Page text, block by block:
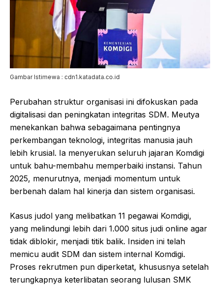
Gambar Istimewa : cdn1.katadata.co.id
Perubahan struktur organisasi ini difokuskan pada
digitalisasi dan peningkatan integritas SDM. Meutya
menekankan bahwa sebagaimana pentingnya
perkembangan teknologi, integritas manusia jauh
lebih krusial. Ia menyerukan seluruh jajaran Komdigi
untuk bahu-membahu memperbaiki instansi. Tahun
2025, menurutnya, menjadi momentum untuk
berbenah dalam hal kinerja dan sistem organisasi.
Kasus judol yang melibatkan 11 pegawai Komdigi,
yang melindungi lebih dari 1.000 situs judi online agar
tidak diblokir, menjadi titik balik. Insiden ini telah
memicu audit SDM dan sistem internal Komdigi.
Proses rekrutmen pun diperketat, khususnya setelah
terungkapnya keterlibatan seorang lulusan SMK